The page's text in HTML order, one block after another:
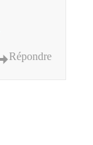
Répondre